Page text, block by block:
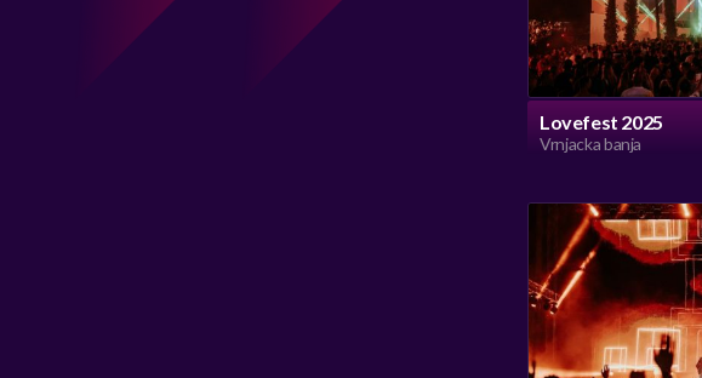
Lovefest 2025
Vrnjacka banja